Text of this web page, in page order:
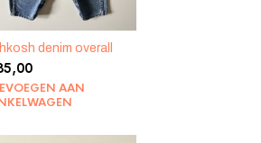
denim overall
AAN